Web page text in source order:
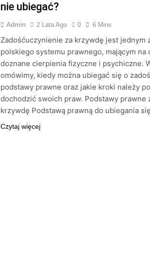
nie ubiegać?
Admin 2 Lata Ago 0 6 Mins
Zadośćuczynienie za krzywdę jest jednym
polskiego systemu prawnego, mającym na
doznane cierpienia fizyczne i psychiczne.
omówimy, kiedy można ubiegać się o
podstawy prawne oraz jakie kroki należy
dochodzić swoich praw. Podstawy prawne
krzywdę Podstawą prawną do ubiegania
Czytaj więcej